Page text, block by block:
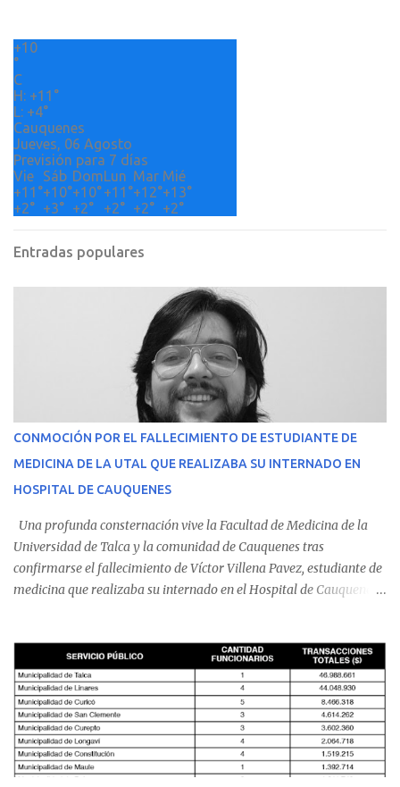
i
s
+10
°
C
H: +11°
L: +4°
Cauquenes
Jueves, 06 Agosto
Previsión para 7 días
Vie
Sáb DomLun Mar Mié
+11°+10°+10°+11°+12°+13°
+2° +3° +2° +2° +2° +2°
Entradas populares
CONMOCIÓN POR EL FALLECIMIENTO DE ESTUDIANTE DE
MEDICINA DE LA UTAL QUE REALIZABA SU INTERNADO EN
HOSPITAL DE CAUQUENES
Una profunda consternación vive la Facultad de Medicina de la
Universidad de Talca y la comunidad de Cauquenes tras
confirmarse el fallecimiento de Víctor Villena Pavez, estudiante de
medicina que realizaba su internado en el Hospital de Cauquenes.
malestares físicos. Dada la complejidad de su estado de salud, el
equipo médico determinó su traslado de urgencia al Hospital
Regional de Talca y dado la urgencia la ambulancia partió hacia
Talca con escolta de Carabineros. En medio del traslado, el
estudiante de medicina de 25 años, se agravó y pese a los esfuerzos
del personal de emergencia terminó falleciendo, sin alcanzar a
recibir atención especializada en el centro de destino. Apenas se